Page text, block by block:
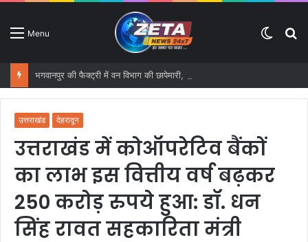
Menu
Switch
उत्तराखंड देहरादून
उत्तराखंड में कोऑपरेटिव बैंकों
का लाभ इस वित्तीय वर्ष बढ़कर
250 करोड़ रुपये हुआ: डॉ. धन
सिंह रावत सहकारिता मंत्री